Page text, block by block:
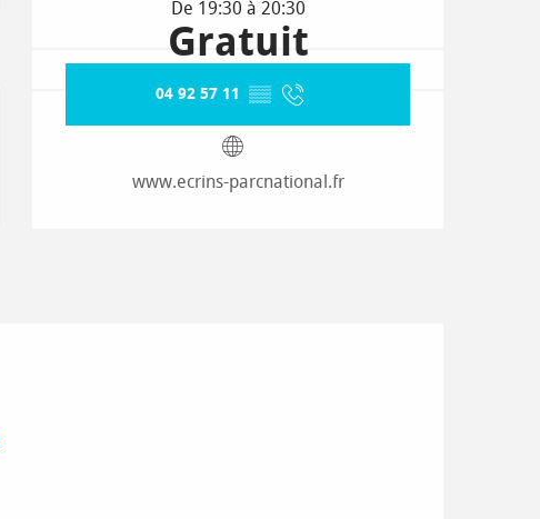
De 19:30 à 20:30
Gratuit
04 92 57 11 ▒▒
www.ecrins-parcnational.fr